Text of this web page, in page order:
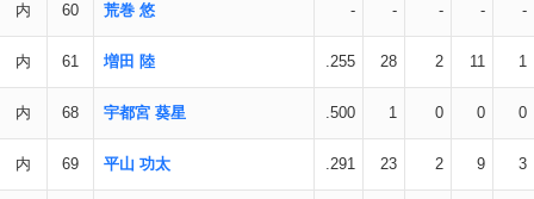
内 60 荒巻 悠 - - - - -
内 61 増田 陸 .255 28 2 11 1
内 68 宇都宮 葵星 .500 1 0 0 0
内 69 平山 功太 .291 23 2 9 3